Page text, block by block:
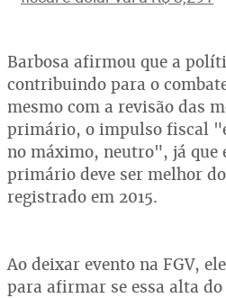
Barbosa afirmou que a
contribuindo para o
mesmo com a revisão das
primário, o impulso fiscal
no máximo, neutro", já que
primário deve ser melhor
registrado em 2015.
Ao deixar evento na FGV,
para afirmar se essa alta